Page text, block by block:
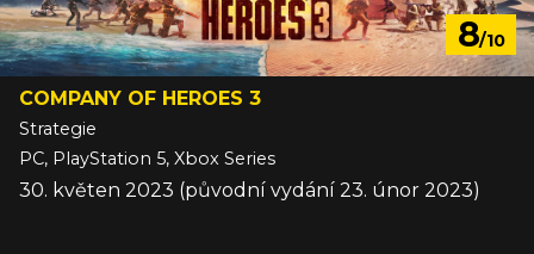
8/10
COMPANY OF HEROES 3
Strategie
PC, PlayStation 5, Xbox Series
30. květen 2023 (původní vydání 23. únor 2023)